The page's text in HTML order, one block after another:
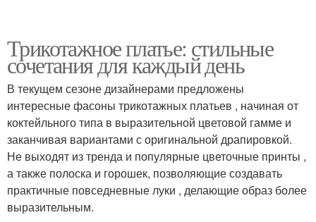
Трикотажное платье: стильные
сочетания для каждый день
В текущем сезоне дизайнерами предложены
интересные фасоны трикотажных платьев , начиная от
коктейльного типа в выразительной цветовой гамме и
заканчивая вариантами с оригинальной драпировкой.
Не выходят из тренда и популярные цветочные принты ,
а также полоска и горошек, позволяющие создавать
практичные повседневные луки , делающие образ более
выразительным.